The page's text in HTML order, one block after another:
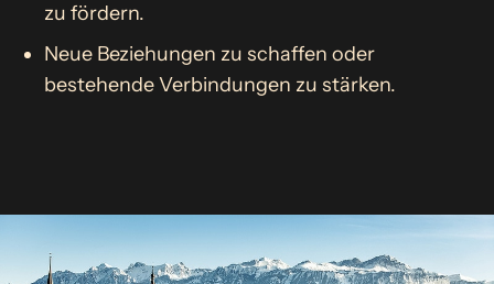
zu fördern.
Neue Beziehungen zu schaffen oder
bestehende Verbindungen zu stärken.